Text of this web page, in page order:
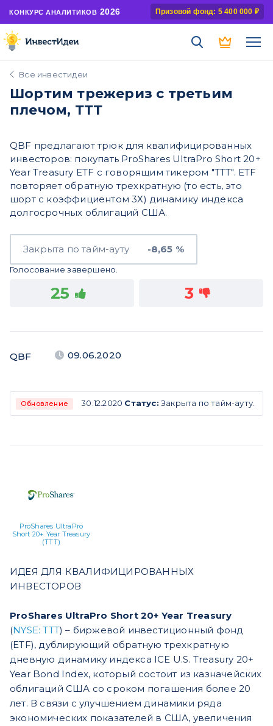
КОНКУРС АНАЛИТИКОВ 2026 Призовой фонд: 5 400 000 ₽
Все инвестидеи
Шортим трежериз с третьим
плечом, ТТТ
QBF предлагают трюк для квалифицированных
инвесторов: покупать ProShares UltraPro Short 20+
Year Treasury ETF с говорящим тикером "ТТТ". ETF
повторяет обратную трехкратную (то есть, это
шорт с коэффициентом 3Х) динамику индекса
долгосрочных облигаций США.
Закрыта по тайм-ауту -8,65 %
Голосование завершено.
25 3
QBF 09.06.2020
Обновление 30.12.2020 Статус: Закрыта по тайм-ауту.
ProShares UltraPro
Short 20+ Year Treasury
(TTT)
ИДЕЯ ДЛЯ КВАЛИФИЦИРОВАННЫХ
ИНВЕСТОРОВ
ProShares UltraPro Short 20+ Year Treasury
(NYSE: TTT) – биржевой инвестиционный фонд
(ETF), дублирующий обратную трехкратную
дневную динамику индекса ICE U.S. Treasury 20+
Year Bond Index, который состоит из казначейских
облигаций США со сроком погашения более 20
лет. В связи с улучшением динамики ряда
экономических показателей в США, увеличения